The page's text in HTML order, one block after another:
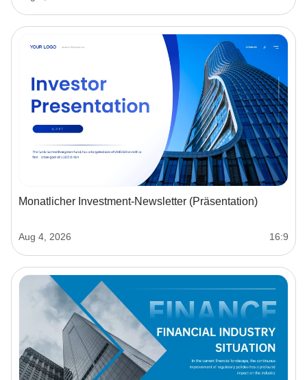
Monatlicher Investment-Newsletter (Präsentation)
Aug 4, 2026 16:9